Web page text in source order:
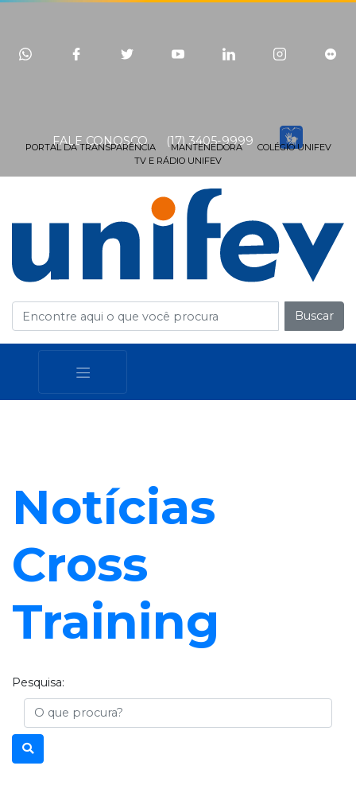
FALE CONOSCO (17) 3405-9999
PORTAL DA TRANSPARÊNCIA MANTENEDORA
COLÉGIO UNIFEV
TV E RÁDIO UNIFEV
Buscar
Notícias
Cross
Training
Pesquisa:
Busca